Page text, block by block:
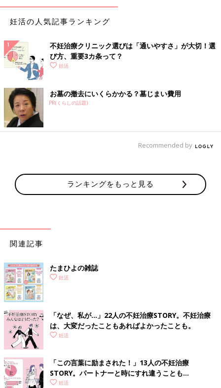
妊活の人気記事ランキング
不妊治療クリニック選びは「通いやすさ」が大切！選
び方、重要3カ条って？
妊活
お墓の撤去にいくらかかる？墓じまい費用
PR(くらしの話題)
Recommended by
ランキングをもっと見る
関連記事
たまひよの雑誌
妊活
「なぜ、私が…」22人の不妊治療STORY。不妊治療
は、大変だったこともあればよかったことも。
妊活
「この言葉に励まされた！」13人の不妊治療
STORY。パートナーと時にすれ違うことも…
妊活